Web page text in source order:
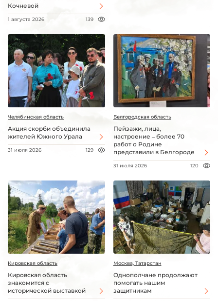
Кочневой
1 августа 2026 139
Челябинская область
Акция скорби объединила
жителей Южного Урала
31 июля 2026 129
Белгородская область
Пейзажи, лица,
настроение – более 70
работ о Родине
представили в Белгороде
31 июля 2026 120
Кировская область
Кировская область
знакомится с
исторической выставкой
Москва, Татарстан
Однополчане продолжают
помогать нашим
защитникам